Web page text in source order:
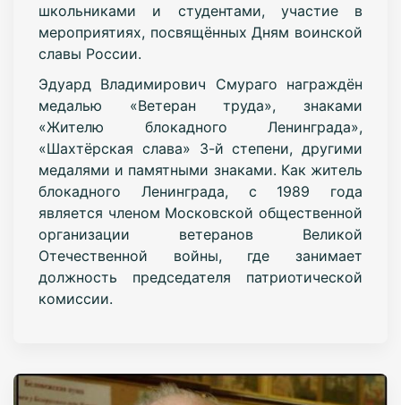
школьниками и студентами, участие в
мероприятиях, посвящённых Дням воинской
славы России.
Эдуард Владимирович Смураго награждён
медалью «Ветеран труда», знаками
«Жителю блокадного Ленинграда»,
«Шахтёрская слава» 3-й степени, другими
медалями и памятными знаками. Как житель
блокадного Ленинграда, с 1989 года
является членом Московской общественной
организации ветеранов Великой
Отечественной войны, где занимает
должность председателя патриотической
комиссии.